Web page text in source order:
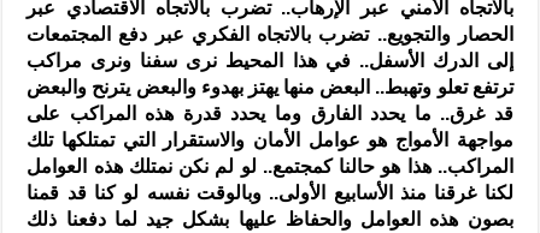
بالاتجاه الأمني عبر الإرهاب.. تضرب بالاتجاه الاقتصادي عبر
الحصار والتجويع.. تضرب بالاتجاه الفكري عبر دفع المجتمعات
إلى الدرك الأسفل.. في هذا المحيط نرى سفنا ونرى مراكب
ترتفع تعلو وتهبط.. البعض منها يهتز بهدوء والبعض يترنح والبعض
قد غرق.. ما يحدد الفارق وما يحدد قدرة هذه المراكب على
مواجهة الأمواج هو عوامل الأمان والاستقرار التي تمتلكها تلك
المراكب.. هذا هو حالنا كمجتمع.. لو لم نكن نمتلك هذه العوامل
لكنا غرقنا منذ الأسابيع الأولى.. وبالوقت نفسه لو كنا قد قمنا
بصون هذه العوامل والحفاظ عليها بشكل جيد لما دفعنا ذلك